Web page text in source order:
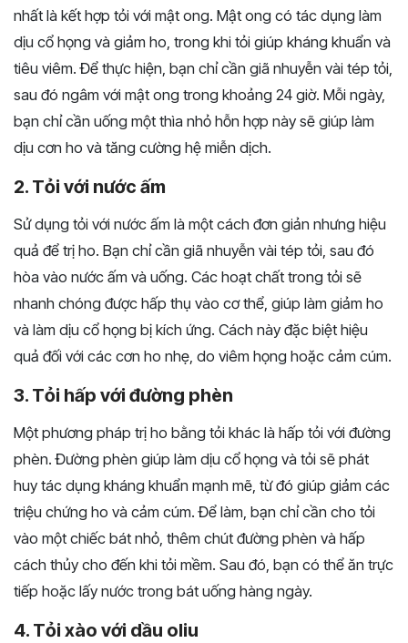
nhất là kết hợp tỏi với mật ong. Mật ong có tác dụng làm
dịu cổ họng và giảm ho, trong khi tỏi giúp kháng khuẩn và
tiêu viêm. Để thực hiện, bạn chỉ cần giã nhuyễn vài tép tỏi,
sau đó ngâm với mật ong trong khoảng 24 giờ. Mỗi ngày,
bạn chỉ cần uống một thìa nhỏ hỗn hợp này sẽ giúp làm
dịu cơn ho và tăng cường hệ miễn dịch.
2. Tỏi với nước ấm
Sử dụng tỏi với nước ấm là một cách đơn giản nhưng hiệu
quả để trị ho. Bạn chỉ cần giã nhuyễn vài tép tỏi, sau đó
hòa vào nước ấm và uống. Các hoạt chất trong tỏi sẽ
nhanh chóng được hấp thụ vào cơ thể, giúp làm giảm ho
và làm dịu cổ họng bị kích ứng. Cách này đặc biệt hiệu
quả đối với các cơn ho nhẹ, do viêm họng hoặc cảm cúm.
3. Tỏi hấp với đường phèn
Một phương pháp trị ho bằng tỏi khác là hấp tỏi với đường
phèn. Đường phèn giúp làm dịu cổ họng và tỏi sẽ phát
huy tác dụng kháng khuẩn mạnh mẽ, từ đó giúp giảm các
triệu chứng ho và cảm cúm. Để làm, bạn chỉ cần cho tỏi
vào một chiếc bát nhỏ, thêm chút đường phèn và hấp
cách thủy cho đến khi tỏi mềm. Sau đó, bạn có thể ăn trực
tiếp hoặc lấy nước trong bát uống hàng ngày.
4. Tỏi xào với dầu oliu